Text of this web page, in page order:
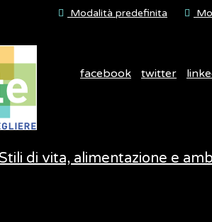
Modalità predefinita
facebook twitter
Stili di vita, alimentazione e